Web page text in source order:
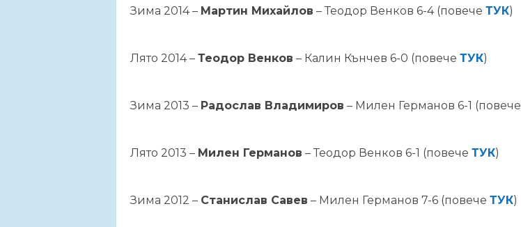
Зима 2014 – Мартин Михайлов – Теодор Венков 6-4 (повече ТУК)
Лято 2014 – Теодор Венков – Калин Кънчев 6-0 (повече ТУК)
Зима 2013 – Радослав Владимиров – Милен Германов 6-1 (повече
Лято 2013 – Милен Германов – Теодор Венков 6-1 (повече ТУК)
Зима 2012 – Станислав Савев – Милен Германов 7-6 (повече ТУК)